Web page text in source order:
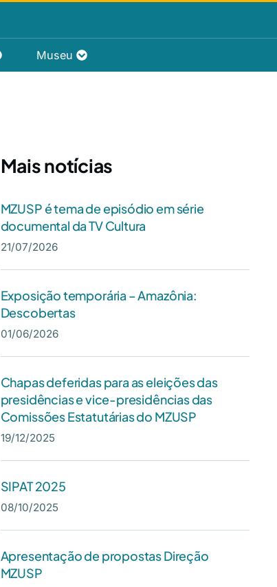
Museu
Mais notícias
MZUSP é tema de episódio em série
documental da TV Cultura
21/07/2026
Exposição temporária – Amazônia:
Descobertas
01/06/2026
Chapas deferidas para as eleições das
presidências e vice-presidências das
Comissões Estatutárias do MZUSP
19/12/2025
SIPAT 2025
08/10/2025
Apresentação de propostas Direção
MZUSP